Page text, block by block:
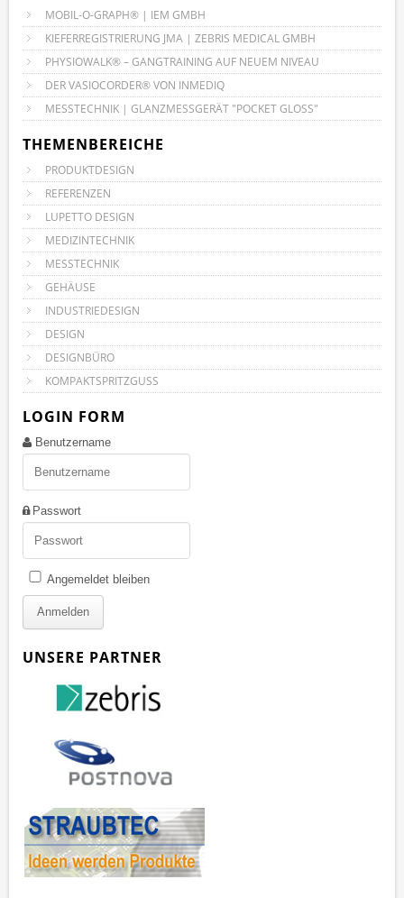
MOBIL-O-GRAPH® | IEM GMBH
KIEFERREGISTRIERUNG JMA | ZEBRIS MEDICAL GMBH
PHYSIOWALK® – GANGTRAINING AUF NEUEM NIVEAU
DER VASIOCORDER® VON INMEDIQ
MESSTECHNIK | GLANZMESSGERÄT "POCKET GLOSS"
THEMENBEREICHE
PRODUKTDESIGN
REFERENZEN
LUPETTO DESIGN
MEDIZINTECHNIK
MESSTECHNIK
GEHÄUSE
INDUSTRIEDESIGN
DESIGN
DESIGNBÜRO
KOMPAKTSPRITZGUSS
LOGIN FORM
Benutzername
Passwort
Angemeldet bleiben
UNSERE PARTNER